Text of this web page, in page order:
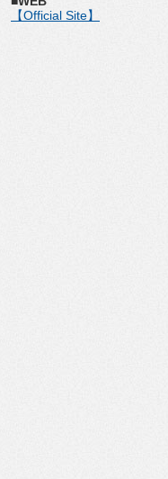
【Official Site】